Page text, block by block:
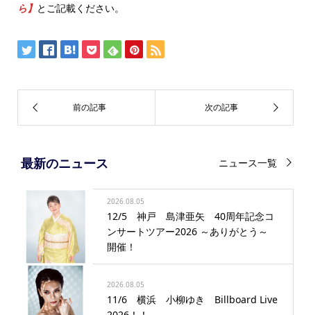
ら】 とご記載ください。
最新のニュース ニュース一覧
2026.08.05
12/5 神戸 島津亜矢 40周年記念コ
ンサートツアー2026 ～ありがとう～
開催！
2026.08.05
11/6 横浜 小柳ゆき Billboard Live